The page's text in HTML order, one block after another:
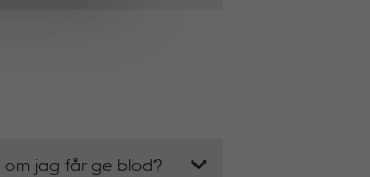
jag får ge blod?